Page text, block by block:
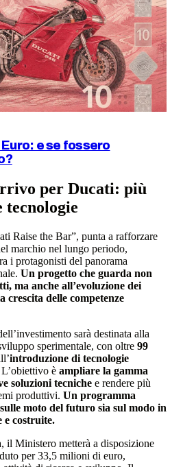
e se fossero
per Ducati: più
tecnologie
Raise the Bar”, punta a rafforzare
marchio nel lungo periodo,
i protagonisti del panorama
Un progetto che guarda non
ma anche all’evoluzione dei
crescita delle competenze
sarà destinata alla
sperimentale, con oltre 99
introduzione di tecnologie
L’obiettivo è ampliare la gamma
soluzioni tecniche e rendere più
produttivi. Un programma
moto del futuro sia sul modo in
e costruite.
il Ministero metterà a disposizione
per 33,5 milioni di euro,